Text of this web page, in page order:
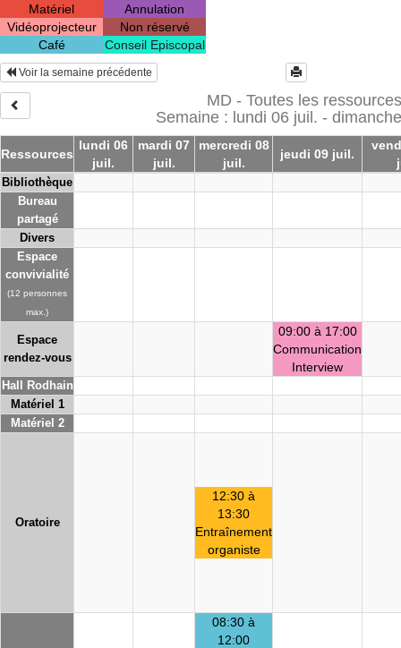
Matériel
Annulation
Vidéoprojecteur
Non réservé
Café
Conseil Episcopal
Voir la semaine précédente
MD - Toutes les ressources
Semaine : lundi 06 juil. -
Ressources
lundi 06
juil.
mardi 07
juil.
mercredi 08
juil.
jeudi 09 juil.
Bibliothèque
Bureau
partagé
Divers
Espace
convivialité
(12 personnes
max.)
Espace
rendez-vous
09:00 à 17:00
Communication
Interview
Hall Rodhain
Matériel 1
Matériel 2
Oratoire
12:30 à
13:30
Entraînement
organiste
08:30 à
12:00